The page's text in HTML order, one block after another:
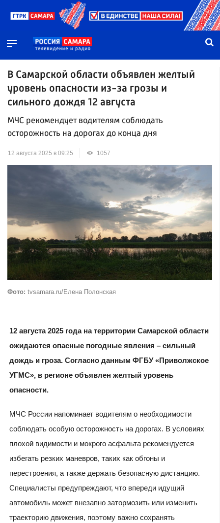
В Самарской области объявлен желтый
уровень опасности из-за грозы и
сильного дождя 12 августа
МЧС рекомендует водителям соблюдать
осторожность на дорогах до конца дня
12 августа 2025 в 09:25 1057
Фото: tvsamara.ru/Елена Полонская
12 августа 2025 года на территории Самарской области
ожидаются опасные погодные явления – сильный
дождь и гроза. Согласно данным ФГБУ «Приволжское
УГМС», в регионе объявлен желтый уровень
опасности.
МЧС России напоминает водителям о необходимости
соблюдать особую осторожность на дорогах. В условиях
плохой видимости и мокрого асфальта рекомендуется
избегать резких маневров, таких как обгоны и
перестроения, а также держать безопасную дистанцию.
Специалисты предупреждают, что впереди идущий
автомобиль может внезапно затормозить или изменить
траекторию движения, поэтому важно сохранять